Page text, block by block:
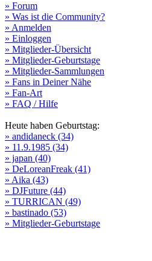
» Forum
» Was ist die Community?
» Anmelden
» Einloggen
» Mitglieder-Übersicht
» Mitglieder-Geburtstage
» Mitglieder-Sammlungen
» Fans in Deiner Nähe
» Fan-Art
» FAQ / Hilfe
Heute haben Geburtstag:
» andidaneck (34)
» 11.9.1985 (34)
» japan (40)
» DeLoreanFreak (41)
» Aika (43)
» DJFuture (44)
» TURRICAN (49)
» bastinado (53)
» Mitglieder-Geburtstage